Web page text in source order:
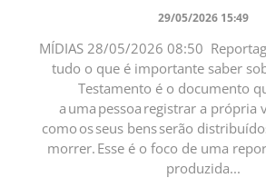
29/05/2026 15:49
MÍDIAS 28/05/2026 08:50
tudo o que é importante saber
Testamento é o documento
a uma pessoa registrar a própria
como os seus bens serão
morrer. Esse é o foco de uma
produzida...